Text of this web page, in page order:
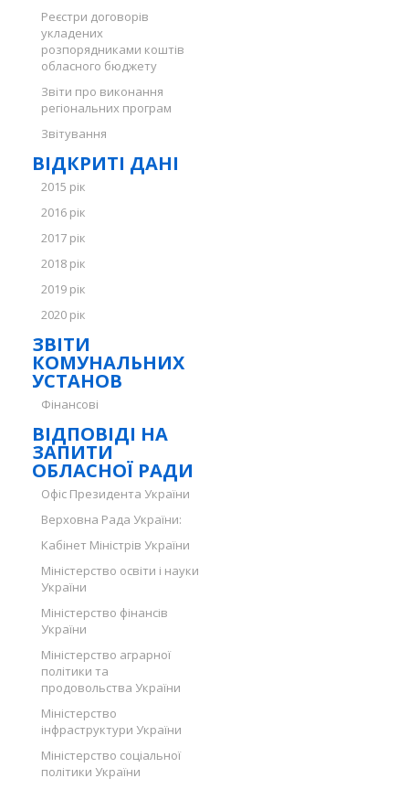
Реєстри договорів
укладених
розпорядниками коштів
обласного бюджету
Звіти про виконання
регіональних програм
Звітування
ВІДКРИТІ ДАНІ
2015 рік
2016 рік
2017 рік
2018 рік
2019 рік
2020 рік
ЗВІТИ
КОМУНАЛЬНИХ
УСТАНОВ
Фінансові
ВІДПОВІДІ НА
ЗАПИТИ
ОБЛАСНОЇ РАДИ
Офіс Президента України
Верховна Рада України:
Кабінет Міністрів України
Міністерство освіти і науки
України
Міністерство фінансів
України
Міністерство аграрної
політики та
продовольства України
Міністерство
інфраструктури України
Міністерство соціальної
політики України